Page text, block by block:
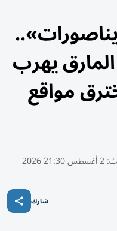
يهرب
مواقع
2 أغسطس 21:30 2026
شارك